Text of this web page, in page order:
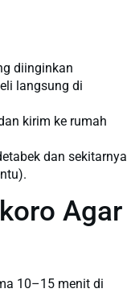
diinginkan
langsung di
kirim ke rumah
dan sekitarnya
Agar
10–15 menit di